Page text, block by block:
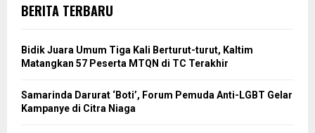
BERITA TERBARU
Bidik Juara Umum Tiga Kali Berturut-turut, Kaltim
Matangkan 57 Peserta MTQN di TC Terakhir
Samarinda Darurat ‘Boti’, Forum Pemuda Anti-LGBT Gelar
Kampanye di Citra Niaga